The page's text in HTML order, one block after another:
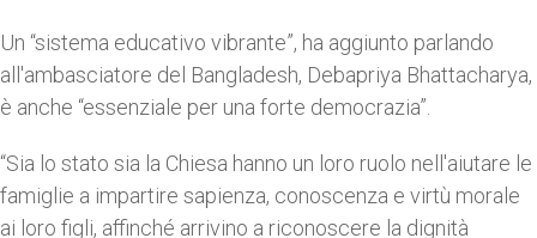
Un “sistema educativo vibrante”, ha aggiunto parlando
all'ambasciatore del Bangladesh, Debapriya Bhattacharya,
è anche “essenziale per una forte democrazia”.
“Sia lo stato sia la Chiesa hanno un loro ruolo nell'aiutare le
famiglie a impartire sapienza, conoscenza e virtù morale
ai loro figli, affinché arrivino a riconoscere la dignità